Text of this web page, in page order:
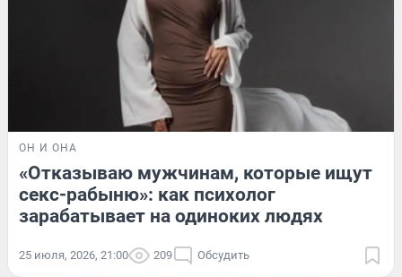
ОН И ОНА
«Отказываю мужчинам, которые ищут
секс-рабыню»: как психолог
зарабатывает на одиноких людях
25 июля, 2026, 21:00 209 Обсудить